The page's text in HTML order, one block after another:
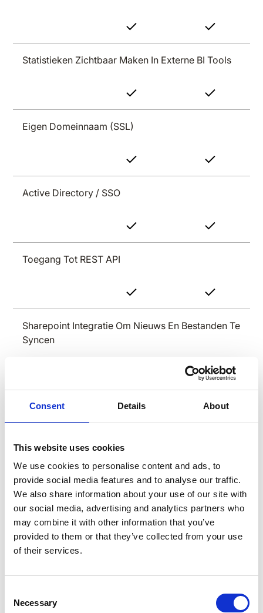
Consent Details About
This website uses cookies
We use cookies to personalise content and ads, to
provide social media features and to analyse our traffic.
We also share information about your use of our site with
our social media, advertising and analytics partners who
may combine it with other information that you’ve
provided to them or that they’ve collected from your use
of their services.
Selection
Necessary
Statistieken Zichtbaar Maken In Externe BI Tools
Eigen Domeinnaam (SSL)
Active Directory / SSO
Toegang Tot REST API
Sharepoint Integratie Om Nieuws En Bestanden Te
Syncen
Journeys
Taken Management
Geavanceerde Statistieken